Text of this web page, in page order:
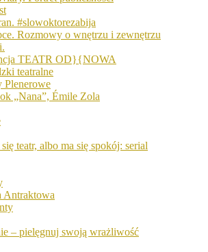
#slowoktorezabija
Rozmowy o wnętrzu i zewnętrzu
TEATR OD}{NOWA
teatralne
Plenerowe
„Nana”, Émile Zola
teatr, albo ma się spokój: serial
Antraktowa
– pielęgnuj swoją wrażliwość